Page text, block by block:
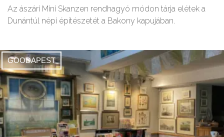
Az ászári Mini Skanzen rendhagyó módon tárja elétek a
Dunántúl népi építészetét a Bakony kapujában.
GOODAPEST